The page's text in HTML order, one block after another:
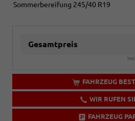
Sommerbereifung 245/40 R19
Gesamtpreis
FAHRZEUG
WIR RUFEN
FAHRZEUG